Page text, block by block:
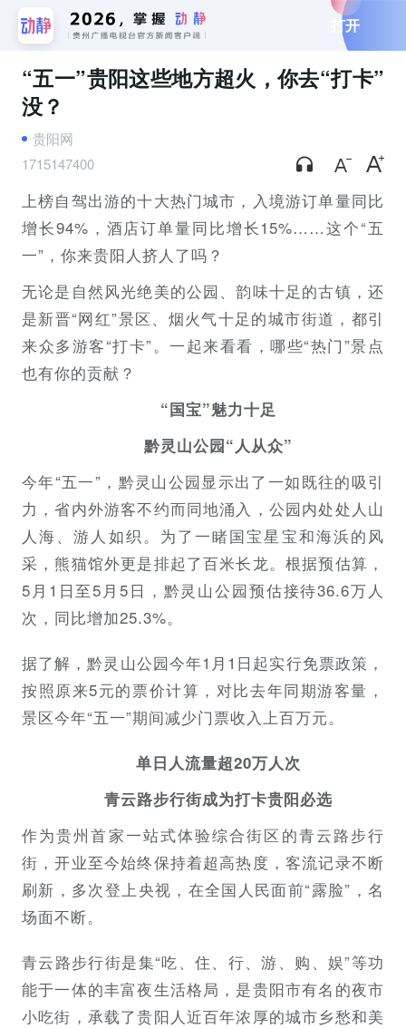
打开
“五一”贵阳这些地方超火，你去“打卡”
没？
贵阳网
1715147400
上榜自驾出游的十大热门城市，入境游订单量同比
增长94%，酒店订单量同比增长15%……这个“五
一”，你来贵阳人挤人了吗？
无论是自然风光绝美的公园、韵味十足的古镇，还
是新晋“网红”景区、烟火气十足的城市街道，都引
来众多游客“打卡”。一起来看看，哪些“热门”景点
也有你的贡献？
“国宝”魅力十足
黔灵山公园“人从众”
今年“五一”，黔灵山公园显示出了一如既往的吸引
力，省内外游客不约而同地涌入，公园内处处人山
人海、游人如织。为了一睹国宝星宝和海浜的风
采，熊猫馆外更是排起了百米长龙。根据预估算，
5月1日至5月5日，黔灵山公园预估接待36.6万人
次，同比增加25.3%。
据了解，黔灵山公园今年1月1日起实行免票政策，
按照原来5元的票价计算，对比去年同期游客量，
景区今年“五一”期间减少门票收入上百万元。
单日人流量超20万人次
青云路步行街成为打卡贵阳必选
作为贵州首家一站式体验综合街区的青云路步行
街，开业至今始终保持着超高热度，客流记录不断
刷新，多次登上央视，在全国人民面前“露脸”，名
场面不断。
青云路步行街是集“吃、住、行、游、购、娱”等功
能于一体的丰富夜生活格局，是贵阳市有名的夜市
小吃街，承载了贵阳人近百年浓厚的城市乡愁和美